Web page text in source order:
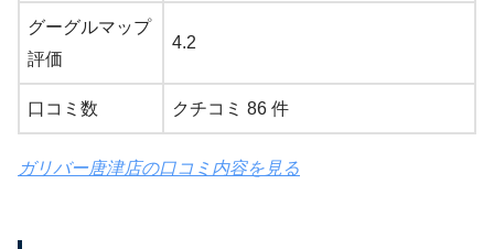
グーグルマップ
評価
4.2
口コミ数 クチコミ 86 件
ガリバー唐津店の口コミ内容を見る